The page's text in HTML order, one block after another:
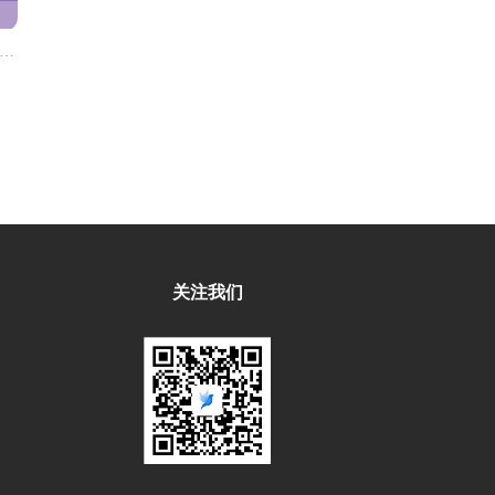
数字化转型下客服中心智能化升级的六大核心策略
关注我们